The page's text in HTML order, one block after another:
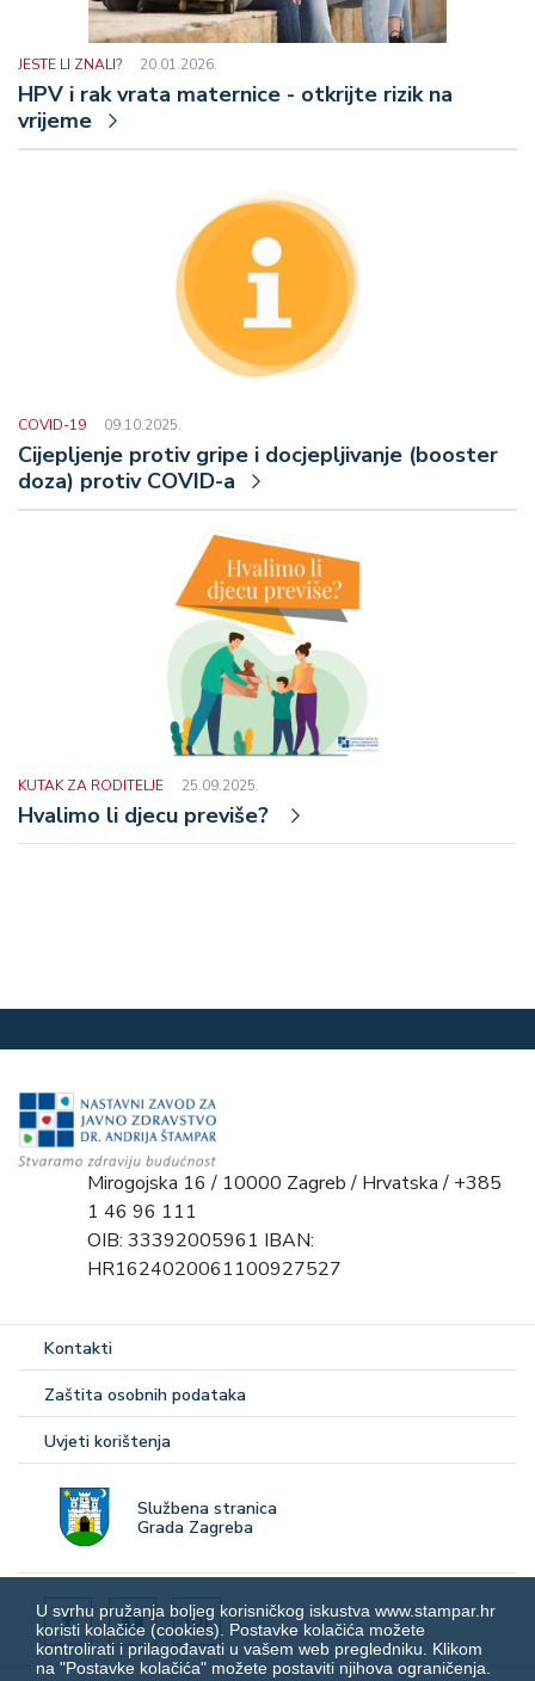
JESTE LI ZNALI? 20.01.2026.
HPV i rak vrata maternice - otkrijte rizik na
vrijeme
COVID-19 09.10.2025.
Cijepljenje protiv gripe i docjepljivanje (booster
doza) protiv COVID-a
KUTAK ZA RODITELJE 25.09.2025.
Hvalimo li djecu previše?
Mirogojska 16 / 10000 Zagreb / Hrvatska / +385
1 46 96 111
OIB: 33392005961 IBAN:
HR1624020061100927527
Kontakti
Zaštita osobnih podataka
Uvjeti korištenja
Službena stranica
Grada Zagreba
U svrhu pružanja boljeg korisničkog iskustva www.stampar.hr
koristi kolačiće (cookies). Postavke kolačića možete
kontrolirati i prilagođavati u vašem web pregledniku. Klikom
na "Postavke kolačića" možete postaviti njihova ograničenja.